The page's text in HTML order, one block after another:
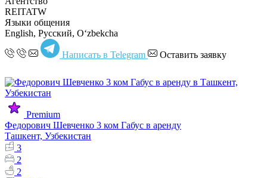
REITATW
Языки общения
English, Русский, Oʻzbekcha
Написать в Telegram Оставить заявку
Premium
Федорович Шевченко 3 ком Габус в аренду
Ташкент, Узбекистан
3
2
2